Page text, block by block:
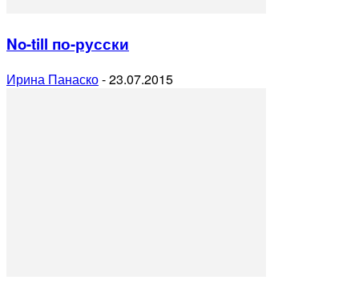
No-till по-русски
Ирина Панаско-23.07.2015